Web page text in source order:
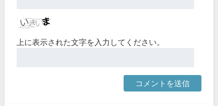
上に表示された文字を入力してください。